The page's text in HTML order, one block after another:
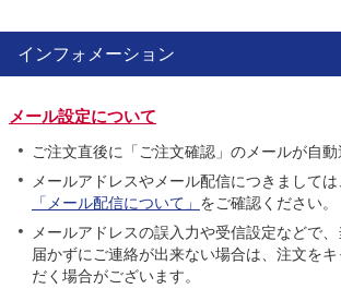
インフォメーション
メール設定について
ご注文直後に「ご注文確認」のメールが自動
メールアドレスやメール配信につきまして
「メール配信について」 をご確認ください。
メールアドレスの誤入力や受信設定などで
届かずにご連絡が出来ない場合は、注文を
だく場合がございます。